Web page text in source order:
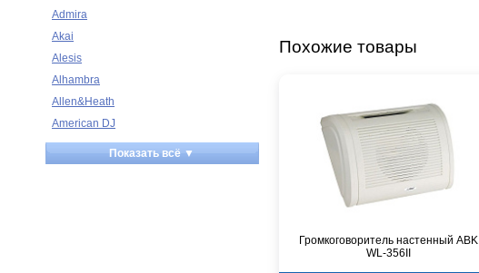
Admira
Akai
Alesis
Alhambra
Allen&Heath
American DJ
Ampeg
Apart
Показать всё ▼
Похожие товары
Громкоговоритель настенный ABK
WL-356II